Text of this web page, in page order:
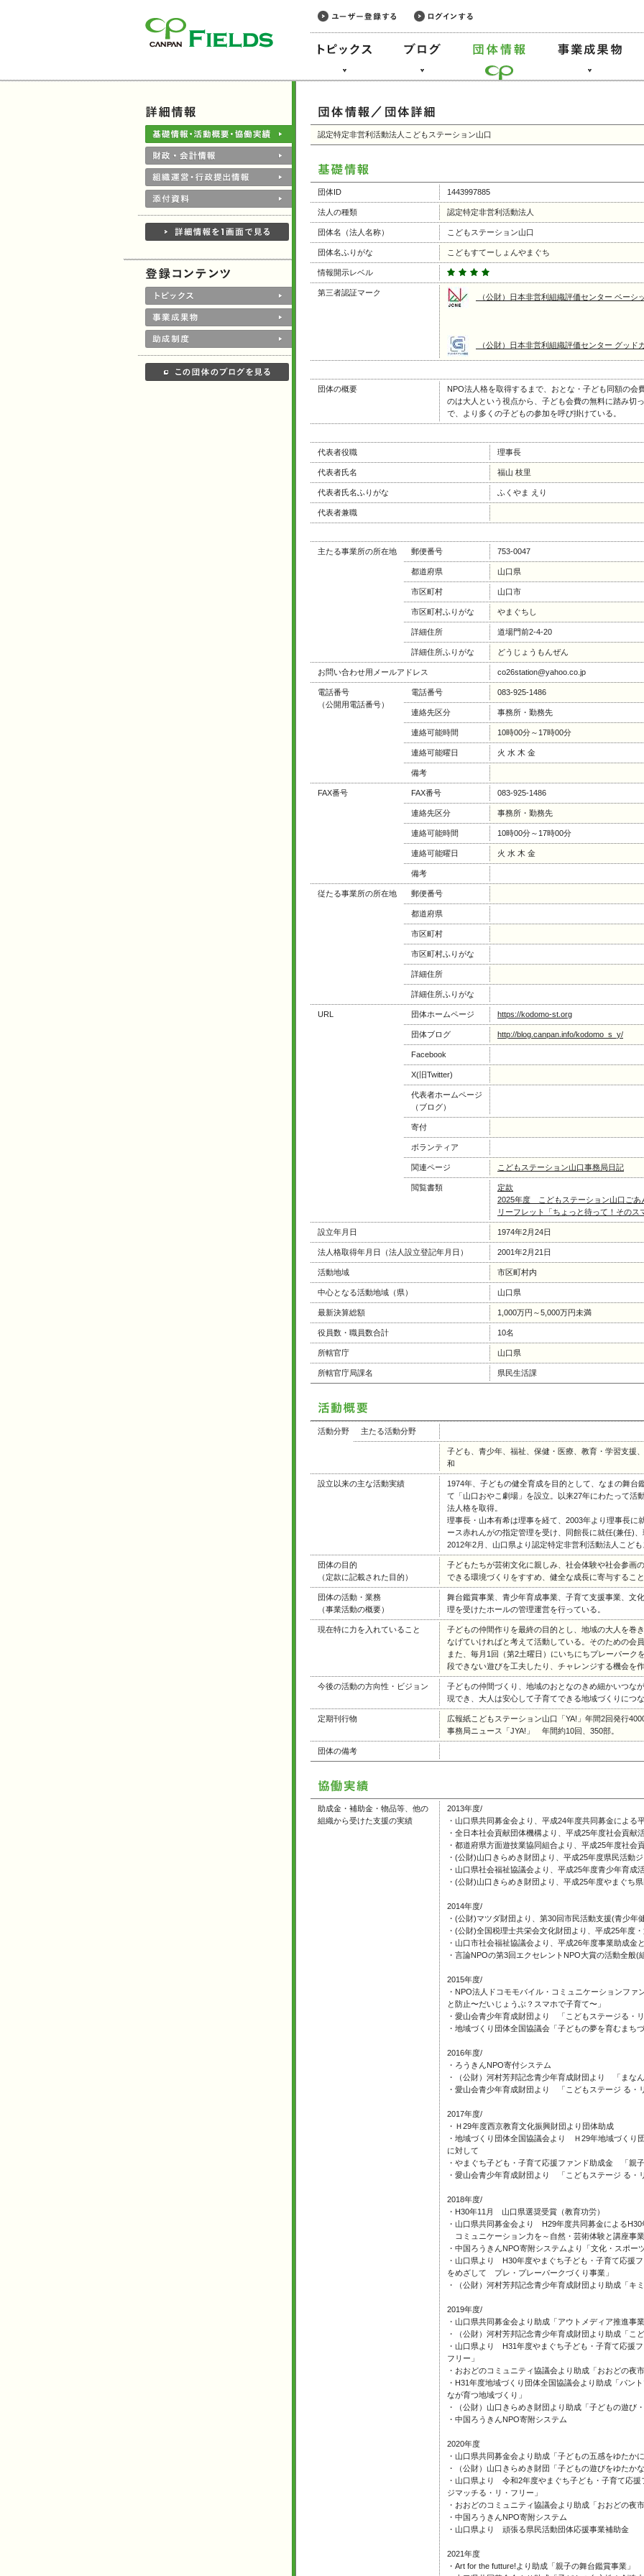
認定特定非営利活動法人こどもステーション山口
団体ID 1443997885
法人の種類 認定特定非営利活動法人
団体名（法人名称） こどもステーション山口
団体名ふりがな こどもすてーしょんやまぐち
情報開示レベル
第三者認証マーク （公財）日本非営利組織評価センター ベーシ
（公財）日本非営利組織評価センター グッド
団体の概要
NPO法人格を取得するまで、おとな・子ども同額の会
のは大人という視点から、子ども会費の無料に踏み切
で、より多くの子どもの参加を呼び掛けている。
代表者役職 理事長
代表者氏名 福山 枝里
代表者氏名ふりがな ふくやま えり
代表者兼職
主たる事業所の所在地 郵便番号 753-0047
都道府県 山口県
市区町村 山口市
市区町村ふりがな やまぐちし
詳細住所 道場門前2-4-20
詳細住所ふりがな どうじょうもんぜん
お問い合わせ用メールアドレス co26station@yahoo.co.jp
電話番号
（公開用電話番号）
電話番号 083-925-1486
連絡先区分 事務所・勤務先
連絡可能時間 10時00分～17時00分
連絡可能曜日 火 水 木 金
備考
FAX番号 FAX番号 083-925-1486
連絡先区分 事務所・勤務先
連絡可能時間 10時00分～17時00分
連絡可能曜日 火 水 木 金
備考
従たる事業所の所在地 郵便番号
都道府県
市区町村
市区町村ふりがな
詳細住所
詳細住所ふりがな
URL 団体ホームページ https://kodomo-st.org
団体ブログ http://blog.canpan.info/kodomo_s_y/
Facebook
X(旧Twitter)
代表者ホームページ
（ブログ）
寄付
ボランティア
関連ページ こどもステーション山口事務局日記
閲覧書類
定款
2025年度 こどもステーション山口ごあ
リーフレット「ちょっと待って！そのス
設立年月日 1974年2月24日
法人格取得年月日（法人設立登記年月日） 2001年2月21日
活動地域 市区町村内
中心となる活動地域（県） 山口県
最新決算総額 1,000万円～5,000万円未満
役員数・職員数合計 10名
所轄官庁 山口県
所轄官庁局課名 県民生活課
活動分野 主たる活動分野
子ども、青少年、福祉、保健・医療、教育・学習支援
和
設立以来の主な活動実績
1974年、子どもの健全育成を目的として、なまの舞台
て「山口おやこ劇場」を設立。以来27年にわたって活
法人格を取得。
理事長・山本有希は理事を経て、2003年より理事長に
ース赤れんがの指定管理を受け、同館長に就任(兼任)、
2012年2月、山口県より認定特定非営利活動法人こど
団体の目的
（定款に記載された目的）
子どもたちが芸術文化に親しみ、社会体験や社会参画
できる環境づくりをすすめ、健全な成長に寄与するこ
団体の活動・業務
（事業活動の概要）
舞台鑑賞事業、青少年育成事業、子育て支援事業、文
理を受けたホールの管理運営を行っている。
現在特に力を入れていること
子どもの仲間作りを最終の目的とし、地域の大人を巻
なげていければと考えて活動している。そのための会
また、毎月1回（第2土曜日）にいちにちプレーパーク
段できない遊びを工夫したり、チャレンジする機会を
今後の活動の方向性・ビジョン
子どもの仲間づくり、地域のおとなのきめ細かいつな
現でき、大人は安心して子育てできる地域づくりにつな
定期刊行物
広報紙こどもステーション山口「YA!」年間2回発行4000
事務局ニュース「JYA!」 年間約10回、350部。
団体の備考
助成金・補助金・物品等、他の
組織から受けた支援の実績
2013年度/
・山口県共同募金会より、平成24年度共同募金による
・全日本社会貢献団体機構より、平成25年度社会貢献
・都道府県方面遊技業協同組合より、平成25年度社会
・(公財)山口きらめき財団より、平成25年度県民活動
・山口県社会福祉協議会より、平成25年度青少年育成
・(公財)山口きらめき財団より、平成25年度やまぐち
2014年度/
・(公財)マツダ財団より、第30回市民活動支援(青少年
・(公財)全国税理士共栄会文化財団より、平成25年度
・山口市社会福祉協議会より、平成26年度事業助成金
・言論NPOの第3回エクセレントNPO大賞の活動全般(
2015年度/
・NPO法人ドコモモバイル・コミュニケーションフ
と防止〜だいじょうぶ？スマホで子育て〜」
・愛山会青少年育成財団より 「こどもステージる・
・地域づくり団体全国協議会「子どもの夢を育むまち
2016年度/
・ろうきんNPO寄付システム
・（公財）河村芳邦記念青少年育成財団より 「まな
・愛山会青少年育成財団より 「こどもステージ る・
2017年度/
・Ｈ29年度西京教育文化振興財団より団体助成
・地域づくり団体全国協議会より Ｈ29年地域づくり
に対して
・やまぐち子ども・子育て応援ファンド助成金 「親
・愛山会青少年育成財団より 「こどもステージ る・
2018年度/
・H30年11月 山口県選奨受賞（教育功労）
・山口県共同募金会より H29年度共同募金による
コミュニケーション力を～自然・芸術体験と講座事業
・中国ろうきんNPO寄附システムより「文化・スポー
・山口県より H30年度やまぐち子ども・子育て応援
をめざして プレ・プレーパークづくり事業」
・（公財）河村芳邦記念青少年育成財団より助成「キ
2019年度/
・山口県共同募金会より助成「アウトメディア推進事
・（公財）河村芳邦記念青少年育成財団より助成「こ
・山口県より H31年度やまぐち子ども・子育て応援
フリー」
・おおどのコミュニティ協議会より助成「おおどの夜
・H31年度地域づくり団体全国協議会より助成「パン
なが育つ地域づくり」
・（公財）山口きらめき財団より助成「子どもの遊び
・中国ろうきんNPO寄附システム
2020年度
・山口県共同募金会より助成「子どもの五感をゆたかに
・（公財）山口きらめき財団「子どもの遊びをゆた
・山口県より 令和2年度やまぐち子ども・子育て応
ジマッチる・リ・フリー」
・おおどのコミュニティ協議会より助成「おおどの夜
・中国ろうきんNPO寄附システム
・山口県より 頑張る県民活動団体応援事業補助金
2021年度
・Art for the futture!より助成「親子の舞台鑑賞事業」